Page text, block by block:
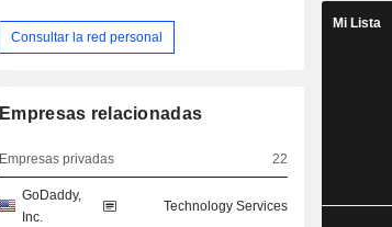
Consultar la red personal
Empresas relacionadas
Empresas privadas 22
GoDaddy,
Inc.
Technology Services
Mi Lista